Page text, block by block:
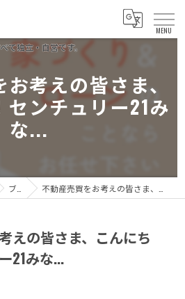
考えの皆さま、
センチュリー21み
な...
ブログ 不動産売買をお考えの皆さま、こんにちは！センチュリー21みな...
えの皆さま、こんにち
21みな...